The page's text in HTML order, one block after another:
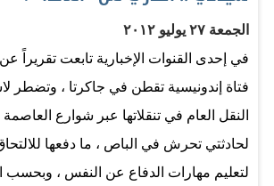
وأيديولجياً، فالناظر إلى الانتماءات الفكرية
يجد انتماءً محلياً صِرفاً، بل بات كثير من
أيديولوجيات سياسية أو مذهبية أو عقائدية
دول الجوار والدول العربية، ثم…
الجمعة ٢٧ يوليو ٢٠١٢
في إحدى القنوات الإخبارية تابعت تقريراً عن
فتاة إندونيسية تقطن في جاكرتا ، وتضطر
النقل العام في تنقلاتها عبر شوارع
لحادثتي تحرش في الباص ، ما دفعها
لتعليم مهارات الدفاع عن النفس ، وبحسب